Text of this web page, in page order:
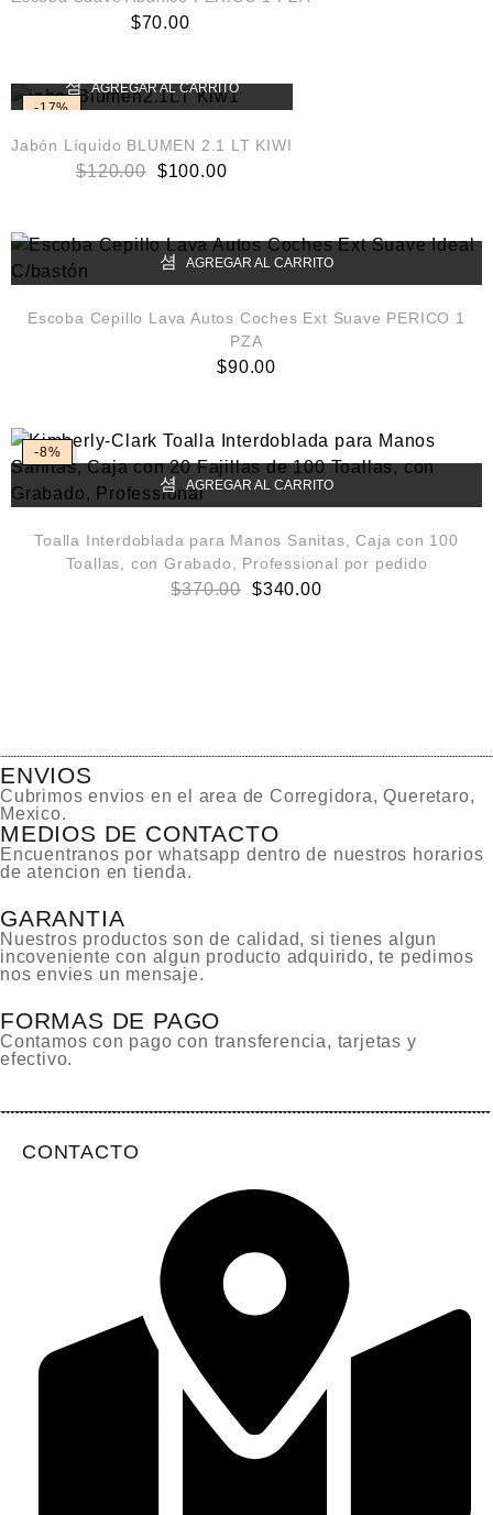
$70.00
-17%
AGREGAR AL CARRITO
Jabón Líquido BLUMEN 2.1 LT KIWI
$120.00 $100.00
AGREGAR AL CARRITO
Escoba Cepillo Lava Autos Coches Ext Suave PERICO 1
PZA
$90.00
-8%
AGREGAR AL CARRITO
Toalla Interdoblada para Manos Sanitas, Caja con 100
Toallas, con Grabado, Professional por pedido
$370.00 $340.00
ENVIOS
Cubrimos envios en el area de Corregidora, Queretaro,
Mexico.
MEDIOS DE CONTACTO
Encuentranos por whatsapp dentro de nuestros horarios
de atencion en tienda.
GARANTIA
Nuestros productos son de calidad, si tienes algun
incoveniente con algun producto adquirido, te pedimos
nos envies un mensaje.
FORMAS DE PAGO
Contamos con pago con transferencia, tarjetas y
efectivo.
CONTACTO